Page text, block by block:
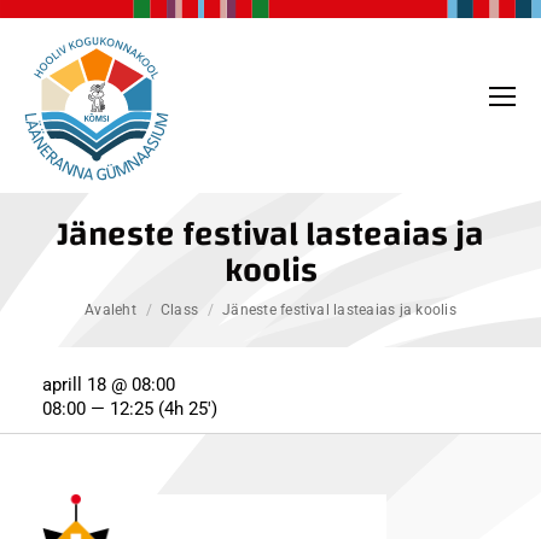
Jäneste festival lasteaias ja
koolis
You are here:
Avaleht Class Jäneste festival lasteaias ja koolis
aprill 18 @ 08:00
08:00 — 12:25 (4h 25′)